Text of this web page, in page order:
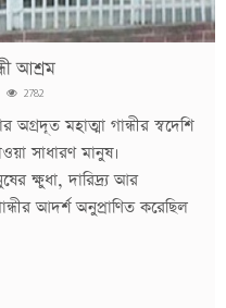
আশ্রম
2782
অগ্রদূত মহাত্মা গান্ধীর স্বদেশি
সাধারণ মানুষ।
ক্ষুধা, দারিদ্র্য আর
আদর্শ অনুপ্রাণিত করেছিল